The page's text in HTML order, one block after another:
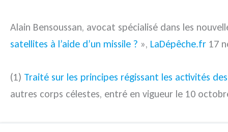
Alain Bensoussan, avocat spécialisé dans les
satellites à l’aide d’un missile ? », LaDépêche.fr 17
(1) Traité sur les principes régissant les activités
autres corps célestes, entré en vigueur le 10